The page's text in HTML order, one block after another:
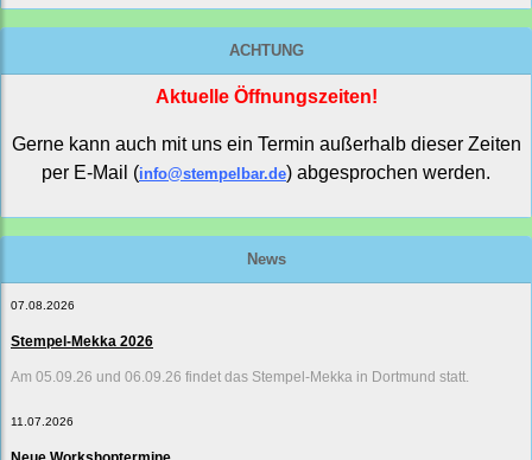
ACHTUNG
Aktuelle Öffnungszeiten!
Gerne kann auch mit uns ein Termin außerhalb dieser Zeiten
per E-Mail (info@stempelbar.de) abgesprochen werden.
News
07.08.2026
Stempel-Mekka 2026
Am 05.09.26 und 06.09.26 findet das Stempel-Mekka in Dortmund statt.
11.07.2026